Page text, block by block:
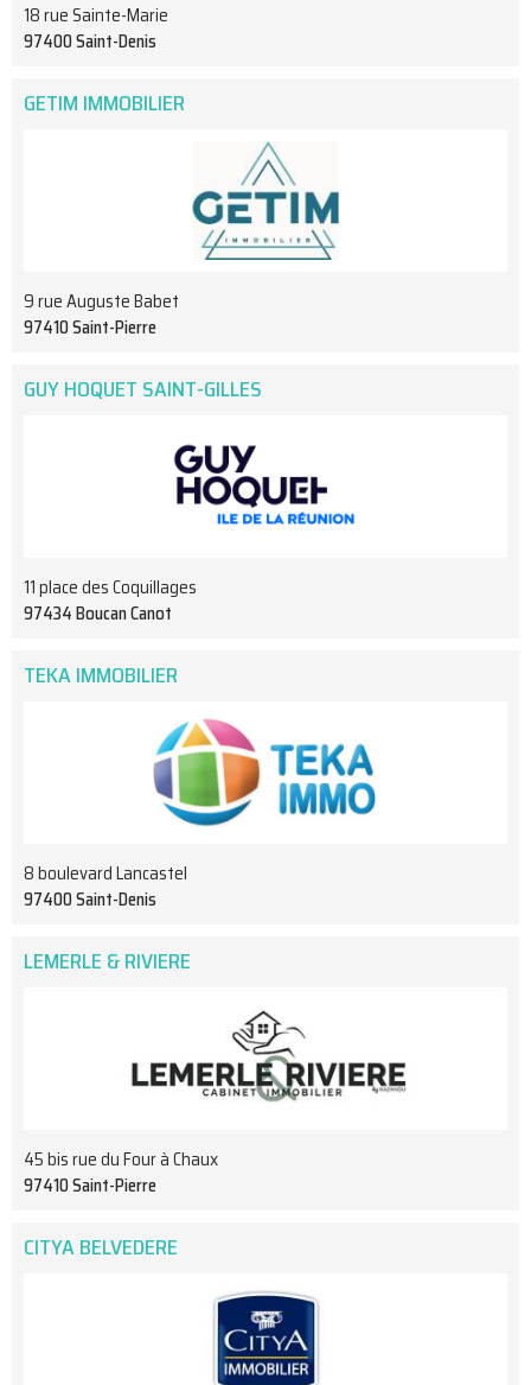
18 rue Sainte-Marie
97400 Saint-Denis
GETIM IMMOBILIER
9 rue Auguste Babet
97410 Saint-Pierre
GUY HOQUET SAINT-GILLES
11 place des Coquillages
97434 Boucan Canot
TEKA IMMOBILIER
8 boulevard Lancastel
97400 Saint-Denis
LEMERLE & RIVIERE
45 bis rue du Four à Chaux
97410 Saint-Pierre
CITYA BELVEDERE